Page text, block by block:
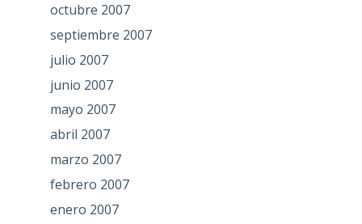
octubre 2007
septiembre 2007
julio 2007
junio 2007
mayo 2007
abril 2007
marzo 2007
febrero 2007
enero 2007